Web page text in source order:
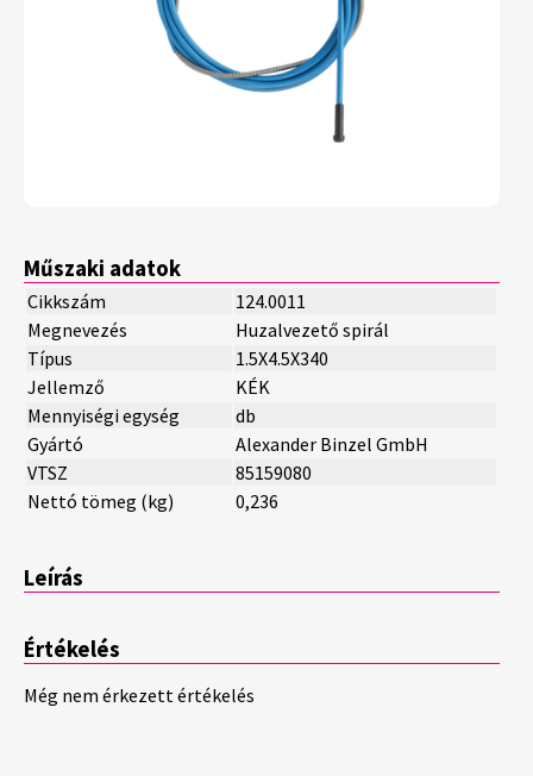
Műszaki adatok
Cikkszám
124.0011
Megnevezés
Huzalvezető spirál
Típus
1.5X4.5X340
Jellemző
KÉK
Mennyiségi egység
db
Gyártó
Alexander Binzel GmbH
VTSZ
85159080
Nettó tömeg (kg)
0,236
Leírás
Értékelés
Még nem érkezett értékelés